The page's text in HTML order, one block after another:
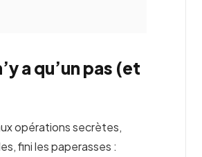
a qu’un pas (et
opérations secrètes,
fini les paperasses :